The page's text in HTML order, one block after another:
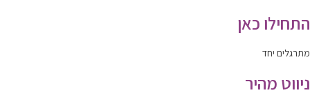
התחילו כאן
מתרגלים יחד
ניווט מהיר